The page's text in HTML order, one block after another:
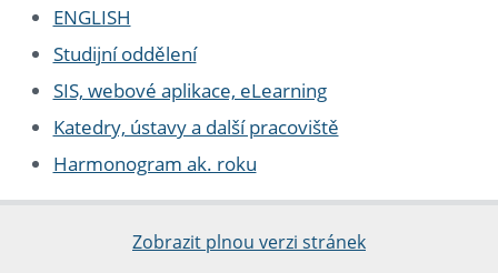
ENGLISH
Studijní oddělení
SIS, webové aplikace, eLearning
Katedry, ústavy a další pracoviště
Harmonogram ak. roku
Zobrazit plnou verzi stránek